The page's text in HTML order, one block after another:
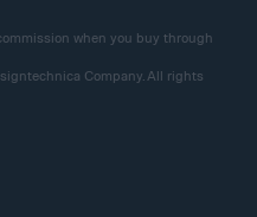
when you buy through
Company. All rights